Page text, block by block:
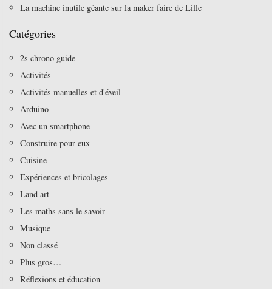
La machine inutile géante sur la maker faire de Lille
Catégories
2s chrono guide
Activités
Activités manuelles et d'éveil
Arduino
Avec un smartphone
Construire pour eux
Cuisine
Expériences et bricolages
Land art
Les maths sans le savoir
Musique
Non classé
Plus gros…
Réflexions et éducation